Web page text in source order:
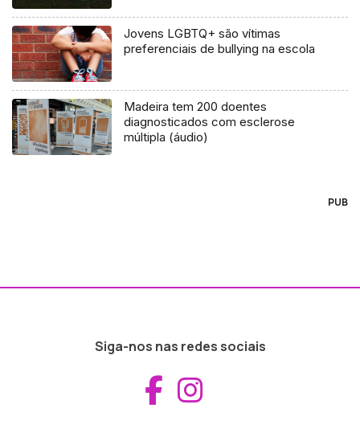
Jovens LGBTQ+ são vítimas
preferenciais de bullying na escola
Madeira tem 200 doentes
diagnosticados com esclerose
múltipla (áudio)
PUB
Siga-nos nas redes sociais
Aceder ao